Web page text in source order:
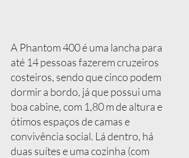
A Phantom 400 é uma lancha para
até 14 pessoas fazerem cruzeiros
costeiros, sendo que cinco podem
dormir a bordo, já que possui uma
boa cabine, com 1,80 m de altura e
ótimos espaços de camas e
convivência social. Lá dentro, há
duas suítes e uma cozinha (com